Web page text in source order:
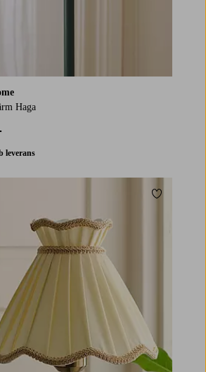
Haga
leverans
Lägg till i